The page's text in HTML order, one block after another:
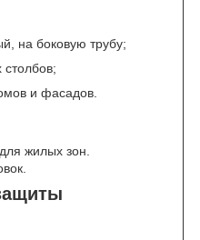
на боковую трубу;
и фасадов.
жилых зон.